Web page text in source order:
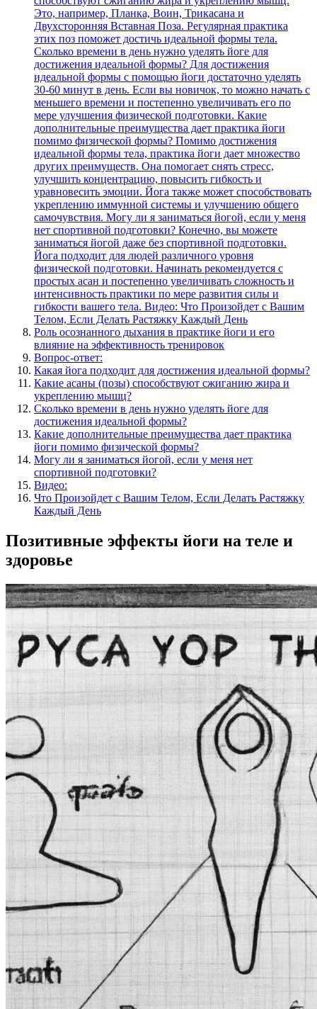
Это, например, Планка, Воин, Трикасана и
Двухсторонняя Вставная Поза. Регулярная практика
этих поз поможет достичь идеальной формы тела.
Сколько времени в день нужно уделять йоге для
достижения идеальной формы? Для достижения
идеальной формы с помощью йоги достаточно уделять
30-60 минут в день. Если вы новичок, то можно начать с
меньшего времени и постепенно увеличивать его по
мере улучшения физической подготовки. Какие
дополнительные преимущества дает практика йоги
помимо физической формы? Помимо достижения
идеальной формы тела, практика йоги дает множество
других преимуществ. Она помогает снять стресс,
улучшить концентрацию, повысить гибкость и
уравновесить эмоции. Йога также может способствовать
укреплению иммунной системы и улучшению общего
самочувствия. Могу ли я заниматься йогой, если у меня
нет спортивной подготовки? Конечно, вы можете
заниматься йогой даже без спортивной подготовки.
Йога подходит для людей различного уровня
физической подготовки. Начинать рекомендуется с
простых асан и постепенно увеличивать сложность и
интенсивность практики по мере развития силы и
гибкости вашего тела. Видео: Что Произойдет с Вашим
Телом, Если Делать Растяжку Каждый День
Роль осознанного дыхания в практике йоги и его
влияние на эффективность тренировок
Вопрос-ответ:
Какая йога подходит для достижения идеальной формы?
Какие асаны (позы) способствуют сжиганию жира и
укреплению мышц?
Сколько времени в день нужно уделять йоге для
достижения идеальной формы?
Какие дополнительные преимущества дает практика
йоги помимо физической формы?
Могу ли я заниматься йогой, если у меня нет
спортивной подготовки?
Видео:
Что Произойдет с Вашим Телом, Если Делать Растяжку
Каждый День
Позитивные эффекты йоги на теле и
здоровье